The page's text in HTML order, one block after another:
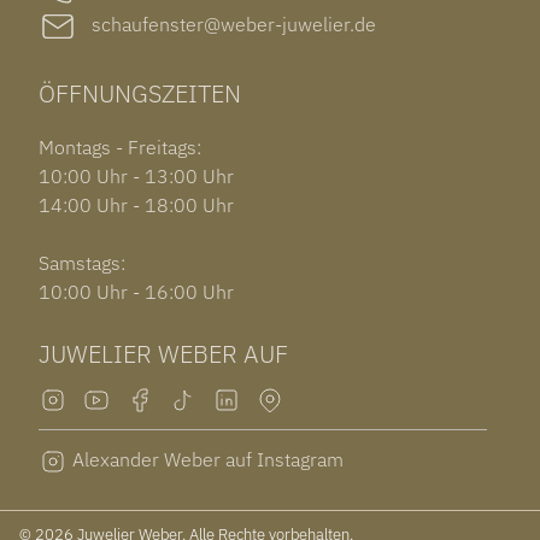
schaufenster@weber-juwelier.de
ÖFFNUNGSZEITEN
Montags - Freitags:
10:00 Uhr - 13:00 Uhr
14:00 Uhr - 18:00 Uhr
Samstags:
10:00 Uhr - 16:00 Uhr
JUWELIER WEBER AUF
Alexander Weber auf Instagram
© 2026 Juwelier Weber. Alle Rechte vorbehalten.